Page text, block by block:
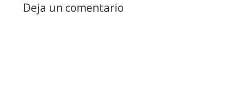
Deja un comentario